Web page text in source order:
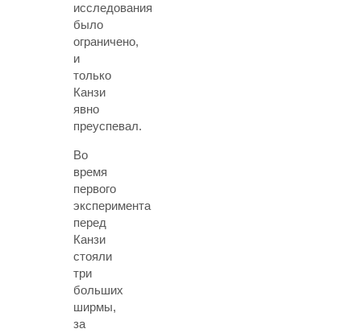
исследования
было
ограничено,
и
только
Канзи
явно
преуспевал.
Во
время
первого
эксперимента
перед
Канзи
стояли
три
больших
ширмы,
за